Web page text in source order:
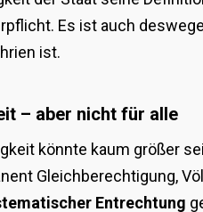
Es ist auch
ist.
– aber nicht für alle
könnte kaum größer
Gleichberechtigung,
Entrechtung